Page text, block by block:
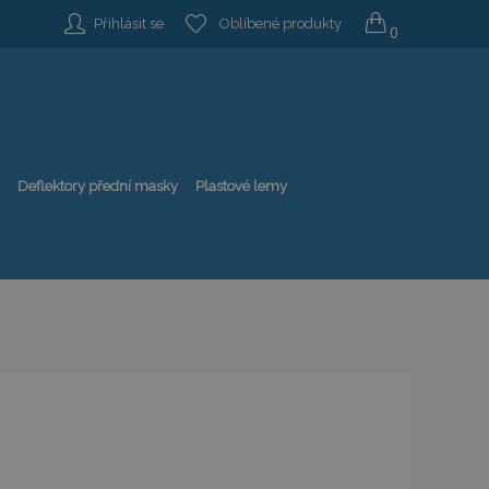
Přihlásit se Oblíbené produkty 0
Deflektory přední masky Plastové lemy